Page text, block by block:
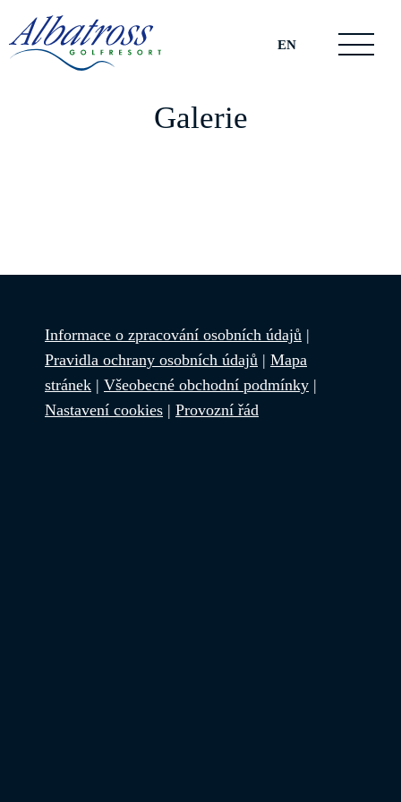
EN
Galerie
Informace o zpracování osobních údajů |
Pravidla ochrany osobních údajů | Mapa
stránek | Všeobecné obchodní podmínky |
Nastavení cookies | Provozní řád